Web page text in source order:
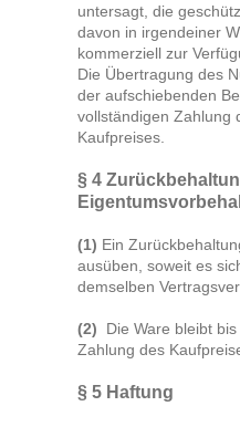
untersagt, die
davon in irgendeiner
kommerziell zur
Die Übertragung des
der aufschiebenden
vollständigen Zahlung
Kaufpreises.
§ 4
(1) Ein
ausüben, soweit es
demselben
(2) Die Ware bleibt
Zahlung des
§ 5 Haftung